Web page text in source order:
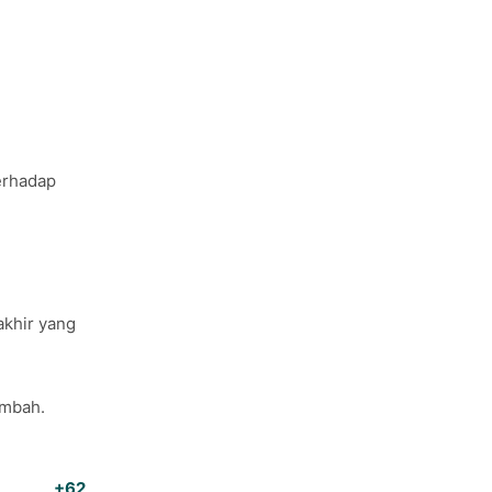
yang